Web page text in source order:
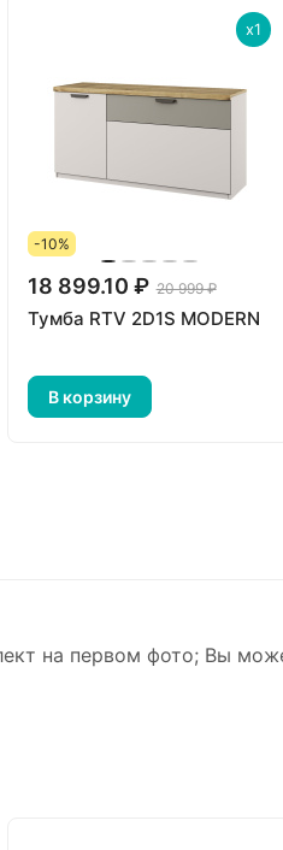
x1
-10%
18 899.10 ₽ 20 999 ₽
Тумба RTV 2D1S MODERN
В корзину
на первом фото; Вы